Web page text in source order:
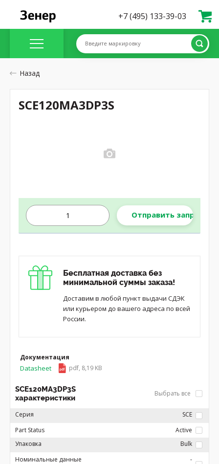
+7 (495) 133-39-03
Введите маркировку
Назад
Отправить запрос
Бесплатная доставка без
минимальной суммы заказа!
Доставим в любой пункт выдачи СДЭК
или курьером до вашего адреса по всей
России.
Документация
Datasheet pdf, 8,19 KB
SCE120MA3DP3S
характеристики
Выбрать все
Серия
SCE
Part Status
Active
Упаковка
Bulk
Номинальные данные
-
SCE120MA3DP3S